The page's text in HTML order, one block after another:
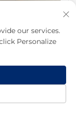
πλάκες
για ψυγείο,
our services.
Personalize